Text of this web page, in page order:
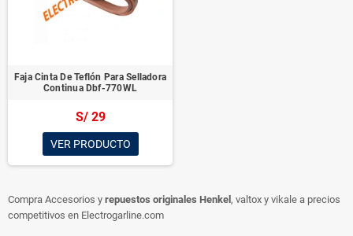
Faja Cinta De Teflón Para Selladora
Continua Dbf-770WL
S/ 29
VER PRODUCTO
Compra Accesorios y repuestos originales Henkel , valtox y vikale a precios
competitivos en Electrogarline.com